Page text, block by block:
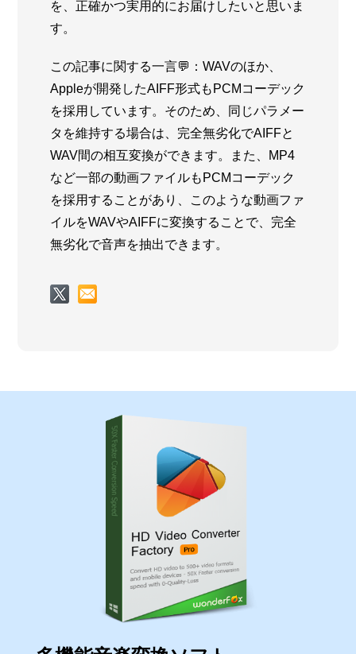
を、正確かつ実用的にお届けしたいと思いま
す。
この記事に関する一言💬：WAVのほか、
Appleが開発したAIFF形式もPCMコーデック
を採用しています。そのため、同じパラメー
タを維持する場合は、完全無劣化でAIFFと
WAV間の相互変換ができます。また、MP4
など一部の動画ファイルもPCMコーデック
を採用することがあり、このような動画ファ
イルをWAVやAIFFに変換することで、完全
無劣化で音声を抽出できます。